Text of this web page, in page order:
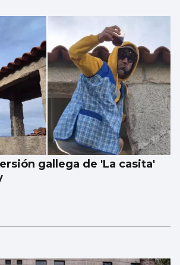
gallega de 'La casita'